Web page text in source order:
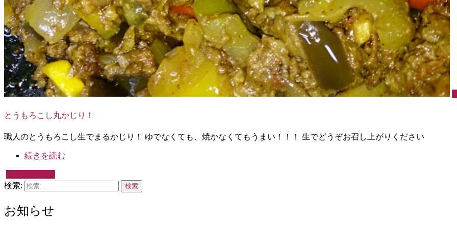
とうもろこし丸かじり！
職人のとうもろこし生でまるかじり！ ゆでなくても、焼かなくてもうまい！！！ 生でどうぞお召し上がりください
続きを読む
検索:
お知らせ